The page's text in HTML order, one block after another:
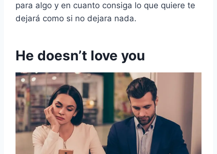
para algo y en cuanto consiga lo que quiere te
dejará como si no dejara nada.
He doesn’t love you